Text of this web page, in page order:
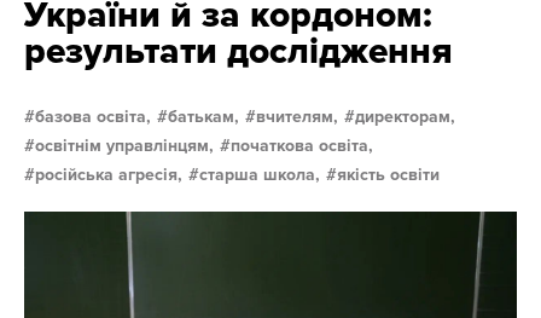
України й за кордоном:
результати дослідження
базова освіта, батькам, вчителям,
директорам,
освітнім управлінцям,
початкова освіта,
російська агресія,
старша школа, якість освіти